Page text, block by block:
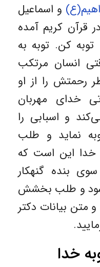
و اسماعیل
قرآن کریم آمده
کن. توبه به
انسان مرتکب
رحمتش را از او
خدای مهربان
و اسبابی را
نماید و طلب
این است که
بنده گنهکار
شود و طلب بخشش
و متن بیانات دکتر
خدا